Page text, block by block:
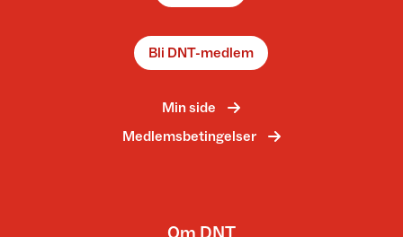
Bli DNT-medlem
Min side
Medlemsbetingelser